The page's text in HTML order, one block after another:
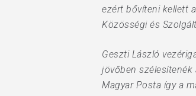
ezért bővíteni kellett
Közösségi és
Geszti László
jövőben
Magyar Posta így a